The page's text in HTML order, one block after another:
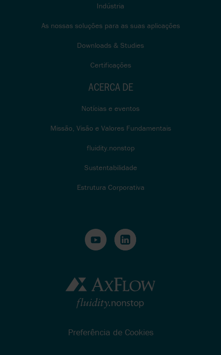
Indústria
As nossas soluções para as suas aplicações
Downloads & Studies
Certificações
ACERCA DE
Notícias e eventos
Missão, Visão e Valores Fundamentais
fluidity.nonstop
Sustentabilidade
Estrutura Corporativa
Preferência de Cookies